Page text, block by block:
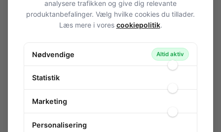
Alle produkter Værktøj Elektrisk Værktøj
Bor
HSS Spiralbor
Spiralbor HSS, 2 mm
117-017 / E80-696-76
analysere trafikken og give dig relevante
produktanbefalinger. Vælg hvilke cookies du tillader.
Læs mere i vores cookiepolitik.
Nødvendige Altid aktiv
Statistik
Marketing
Personalisering